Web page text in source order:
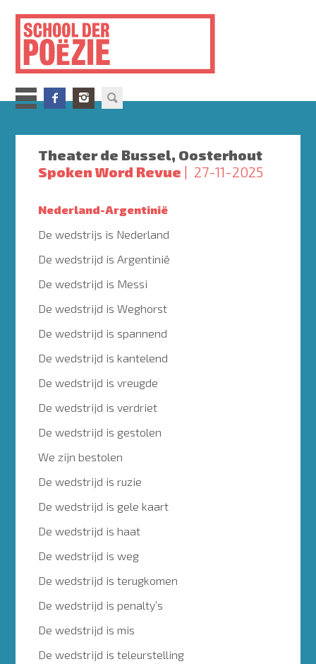
inhoud
gaan
Theater de Bussel, Oosterhout
Spoken Word Revue
27-11-2025
Nederland-Argentinië
De wedstrijs is Nederland
De wedstrijd is Argentinië
De wedstrijd is Messi
De wedstrijd is Weghorst
De wedstrijd is spannend
De wedstrijd is kantelend
De wedstrijd is vreugde
De wedstrijd is verdriet
De wedstrijd is gestolen
We zijn bestolen
De wedstrijd is ruzie
De wedstrijd is gele kaart
De wedstrijd is haat
De wedstrijd is weg
De wedstrijd is terugkomen
De wedstrijd is penalty’s
De wedstrijd is mis
De wedstrijd is teleurstelling